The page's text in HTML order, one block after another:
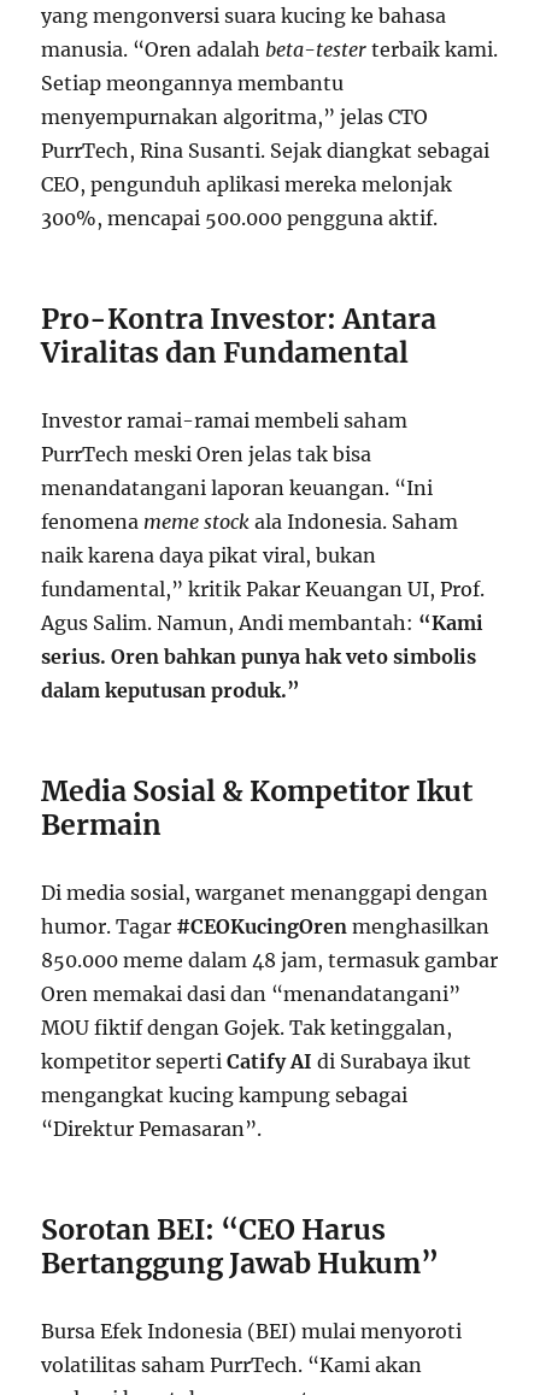
yang mengonversi suara kucing ke bahasa
manusia. “Oren adalah beta-tester terbaik kami.
Setiap meongannya membantu
menyempurnakan algoritma,” jelas CTO
PurrTech, Rina Susanti. Sejak diangkat sebagai
CEO, pengunduh aplikasi mereka melonjak
300%, mencapai 500.000 pengguna aktif.
Pro-Kontra Investor: Antara
Viralitas dan Fundamental
Investor ramai-ramai membeli saham
PurrTech meski Oren jelas tak bisa
menandatangani laporan keuangan. “Ini
fenomena meme stock ala Indonesia. Saham
naik karena daya pikat viral, bukan
fundamental,” kritik Pakar Keuangan UI, Prof.
Agus Salim. Namun, Andi membantah: “Kami
serius. Oren bahkan punya hak veto simbolis
dalam keputusan produk.”
Media Sosial & Kompetitor Ikut
Bermain
Di media sosial, warganet menanggapi dengan
humor. Tagar #CEOKucingOren menghasilkan
850.000 meme dalam 48 jam, termasuk gambar
Oren memakai dasi dan “menandatangani”
MOU fiktif dengan Gojek. Tak ketinggalan,
kompetitor sepertiCatify AI di Surabaya ikut
mengangkat kucing kampung sebagai
“Direktur Pemasaran”.
Sorotan BEI: “CEO Harus
Bertanggung Jawab Hukum”
Bursa Efek Indonesia (BEI) mulai menyoroti
volatilitas saham PurrTech. “Kami akan